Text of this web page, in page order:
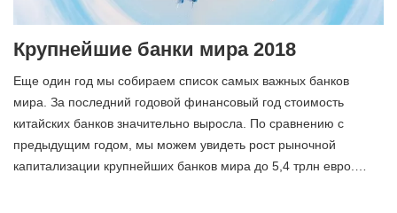
Крупнейшие банки мира 2018
Еще один год мы собираем список самых важных банков
мира. За последний годовой финансовый год стоимость
китайских банков значительно выросла. По сравнению с
предыдущим годом, мы можем увидеть рост рыночной
капитализации крупнейших банков мира до 5,4 трлн евро.…